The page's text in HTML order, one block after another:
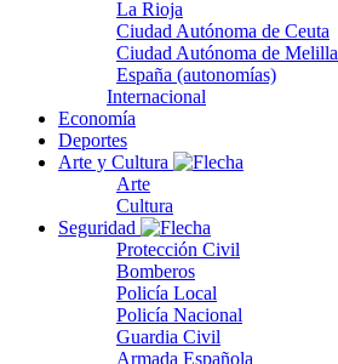
La Rioja
Ciudad Autónoma de Ceuta
Ciudad Autónoma de Melilla
España (autonomías)
Internacional
Economía
Deportes
Arte y Cultura
Arte
Cultura
Seguridad
Protección Civil
Bomberos
Policía Local
Policía Nacional
Guardia Civil
Armada Española